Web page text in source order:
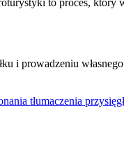
to proces,
i prowadzeniu
tłumaczenia